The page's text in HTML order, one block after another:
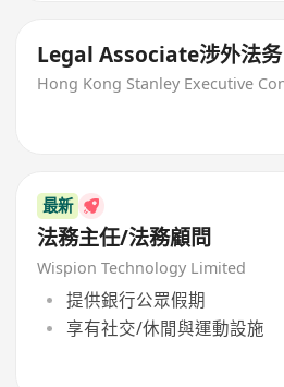
Legal Associate涉外法务
最新
法務主任/法務顧問
Wispion Technology Limited
提供銀行公眾假期
享有社交/休閒與運動設施